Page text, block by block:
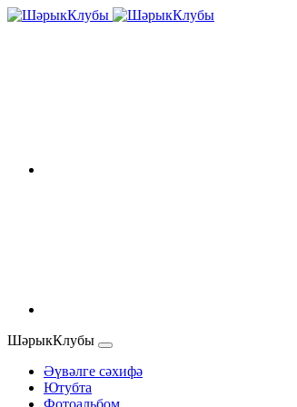
ШәрыкКлубы
Әүвәлге сәхифә
Ютубта
Фотоальбом